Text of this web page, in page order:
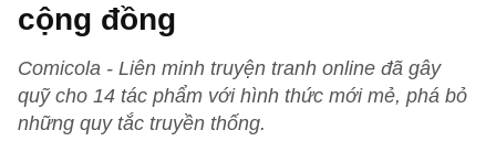
cộng đồng
Comicola - Liên minh truyện tranh online đã gây
quỹ cho 14 tác phẩm với hình thức mới mẻ, phá bỏ
những quy tắc truyền thống.